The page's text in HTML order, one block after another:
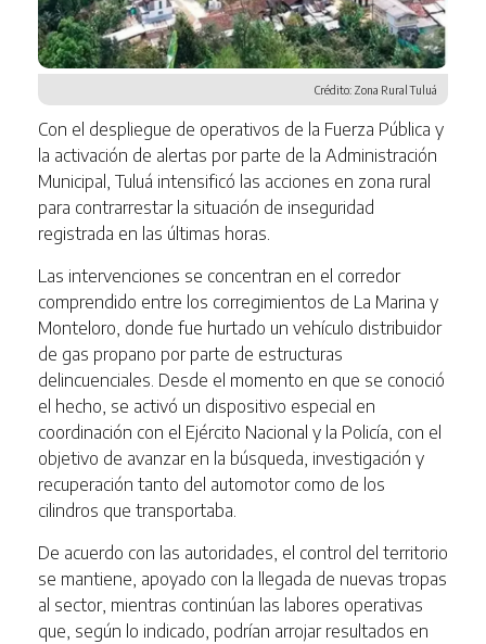
Crédito: Zona Rural Tuluá
Con el despliegue de operativos de la Fuerza Pública y
la activación de alertas por parte de la Administración
Municipal, Tuluá intensificó las acciones en zona rural
para contrarrestar la situación de inseguridad
registrada en las últimas horas.
Las intervenciones se concentran en el corredor
comprendido entre los corregimientos de La Marina y
Monteloro, donde fue hurtado un vehículo distribuidor
de gas propano por parte de estructuras
delincuenciales. Desde el momento en que se conoció
el hecho, se activó un dispositivo especial en
coordinación con el Ejército Nacional y la Policía, con el
objetivo de avanzar en la búsqueda, investigación y
recuperación tanto del automotor como de los
cilindros que transportaba.
De acuerdo con las autoridades, el control del territorio
se mantiene, apoyado con la llegada de nuevas tropas
al sector, mientras continúan las labores operativas
que, según lo indicado, podrían arrojar resultados en